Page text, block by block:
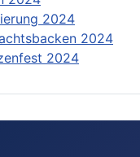
2024
2024
2024